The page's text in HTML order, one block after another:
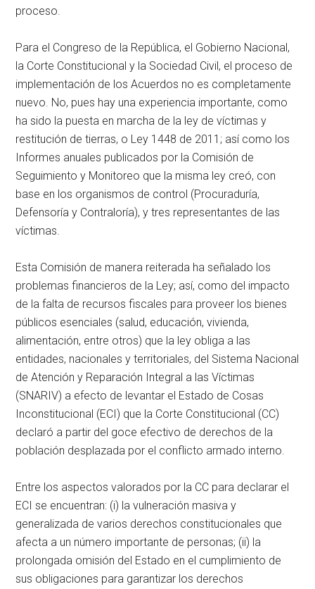
proceso.
Para el Congreso de la República, el Gobierno Nacional,
la Corte Constitucional y la Sociedad Civil, el proceso de
implementación de los Acuerdos no es completamente
nuevo. No, pues hay una experiencia importante, como
ha sido la puesta en marcha de la ley de víctimas y
restitución de tierras, o Ley 1448 de 2011; así como los
Informes anuales publicados por la Comisión de
Seguimiento y Monitoreo que la misma ley creó, con
base en los organismos de control (Procuraduría,
Defensoría y Contraloría), y tres representantes de las
víctimas.
Esta Comisión de manera reiterada ha señalado los
problemas financieros de la Ley; así, como del impacto
de la falta de recursos fiscales para proveer los bienes
públicos esenciales (salud, educación, vivienda,
alimentación, entre otros) que la ley obliga a las
entidades, nacionales y territoriales, del Sistema Nacional
de Atención y Reparación Integral a las Víctimas
(SNARIV) a efecto de levantar el Estado de Cosas
Inconstitucional (ECI) que la Corte Constitucional (CC)
declaró a partir del goce efectivo de derechos de la
población desplazada por el conflicto armado interno.
Entre los aspectos valorados por la CC para declarar el
ECI se encuentran: (i) la vulneración masiva y
generalizada de varios derechos constitucionales que
afecta a un número importante de personas; (ii) la
prolongada omisión del Estado en el cumplimiento de
sus obligaciones para garantizar los derechos